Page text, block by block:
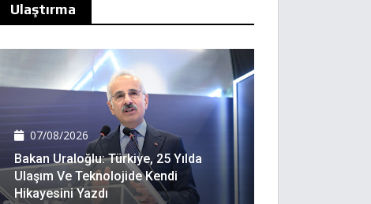
Ulaştırma
07/08/2026
Bakan Uraloğlu: Türkiye, 25 Yılda
Ulaşım Ve Teknolojide Kendi
Hikayesini Yazdı